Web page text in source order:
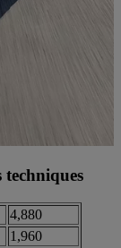
4,880
1,960